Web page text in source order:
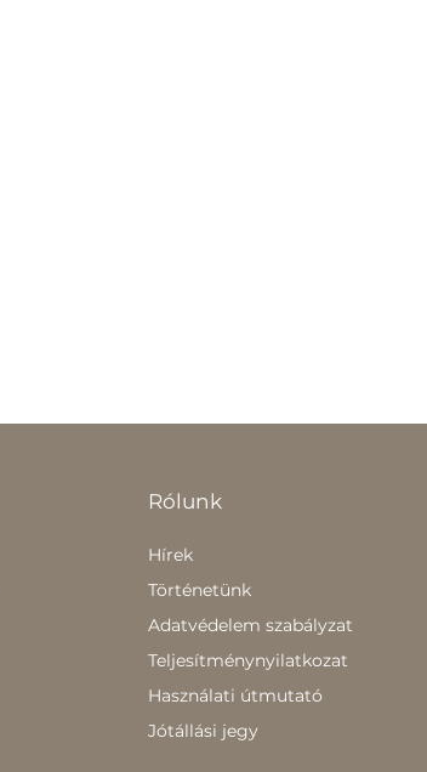
Rólunk
Hírek
Történetünk
Adatvédelem szabályzat
Teljesítménynyilatkozat
Használati útmutató
Jótállási jegy